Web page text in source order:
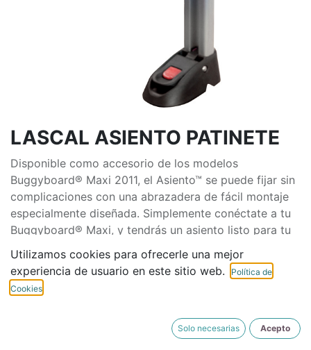
LASCAL ASIENTO PATINETE
Disponible como accesorio de los modelos
Buggyboard® Maxi 2011, el Asiento™ se puede fijar sin
complicaciones con una abrazadera de fácil montaje
especialmente diseñada. Simplemente conéctate a tu
Buggyboard® Maxi, y tendrás un asiento listo para tu
hijo. Se puede plegar con facilidad cuando prefieras
pararte. En cualquier momento, si tu hijo pequeño
prefiere ir de pie en lugar de sentarse, el Asiento ™
simplemente se dobla hacia abajo y queda apartado,
Utilizamos cookies para ofrecerle una mejor
experiencia de usuario en este sitio web.
Política de
Cookies
Solo necesarias Acepto